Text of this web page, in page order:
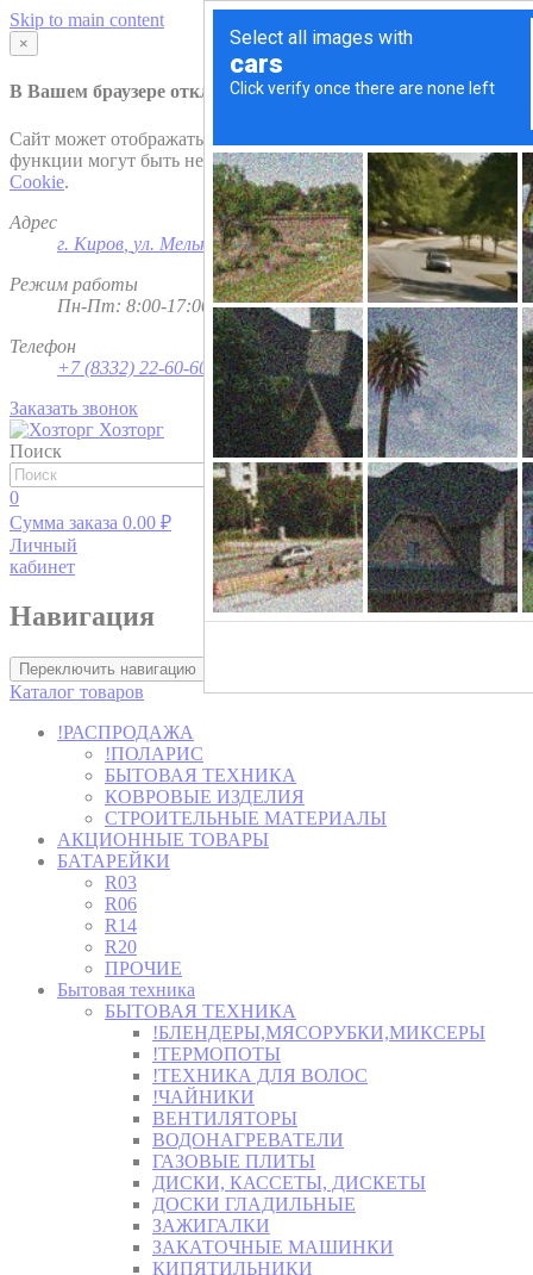
Skip to main content
×
В Вашем браузере отключена поддержкаCookie
Сайт может отображаться некорректно и/или некоторые
функции могут быть недоступны. Рекомендуем включить
Cookie.
Адрес
г. Киров ул. Мельничная, д. 1
Режим работы
Пн-Пт: 8:00-17:00; Сб - Вс - выходной
Телефон
+7 (8332) 22-60-60
Заказать звонок
Хозторг
Поиск
Найти
0
Сумма заказа 0.00 ₽
Личный
кабинет
Навигация
Переключить навигацию
Каталог товаров
!РАСПРОДАЖА
!ПОЛАРИС
БЫТОВАЯ ТЕХНИКА
КОВРОВЫЕ ИЗДЕЛИЯ
СТРОИТЕЛЬНЫЕ МАТЕРИАЛЫ
АКЦИОННЫЕ ТОВАРЫ
БАТАРЕЙКИ
R03
R06
R14
R20
ПРОЧИЕ
Бытовая техника
БЫТОВАЯ ТЕХНИКА
!БЛЕНДЕРЫ,МЯСОРУБКИ,МИКСЕРЫ
!ТЕРМОПОТЫ
!ТЕХНИКА ДЛЯ ВОЛОС
!ЧАЙНИКИ
ВЕНТИЛЯТОРЫ
ВОДОНАГРЕВАТЕЛИ
ГАЗОВЫЕ ПЛИТЫ
ДИСКИ, КАССЕТЫ, ДИСКЕТЫ
ДОСКИ ГЛАДИЛЬНЫЕ
ЗАЖИГАЛКИ
ЗАКАТОЧНЫЕ МАШИНКИ
КИПЯТИЛЬНИКИ